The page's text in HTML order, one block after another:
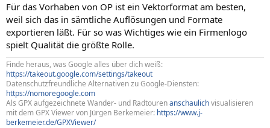
Für das Vorhaben von OP ist ein Vektorformat am besten,
weil sich das in sämtliche Auflösungen und Formate
exportieren läßt. Für so was Wichtiges wie ein Firmenlogo
spielt Qualität die größte Rolle.
Finde heraus, was Google alles über dich weiß:
https://takeout.google.com/settings/takeout
Datenschutzfreundliche Alternativen zu Google-Diensten:
https://nomoregoogle.com
Als GPX aufgezeichnete Wander- und Radtourenanschaulichvisualisieren
mit dem GPX Viewer von Jürgen Berkemeier: https://www.j-
berkemeier.de/GPXViewer/